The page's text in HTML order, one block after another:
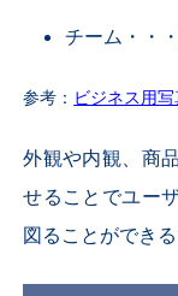
チーム・・
参考： ビジネス用
外観や内観、商
せることでユー
図ることができる